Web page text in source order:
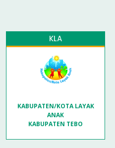
KLA
KABUPATEN/KOTA LAYAK
ANAK
KABUPATEN TEBO